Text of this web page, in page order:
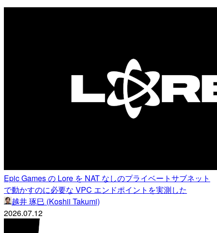
Epic Games の Lore を NAT なしのプライベートサブネット
で動かすのに必要な VPC エンドポイントを実測した
越井 琢巳 (Koshii Takumi)
2026.07.12